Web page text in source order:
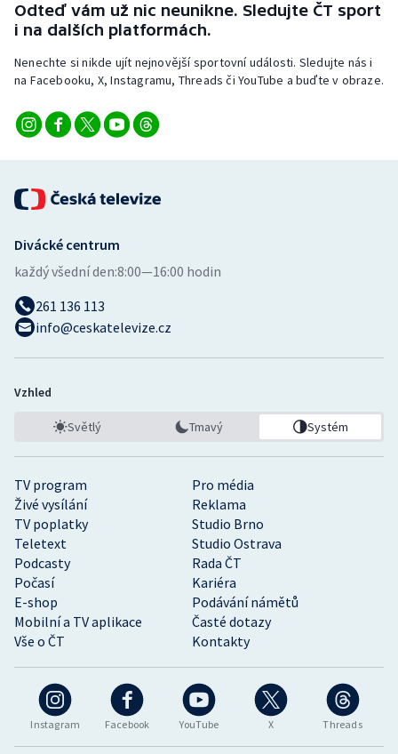
Triatlon
Veslování
Volejbal
Odteď vám už nic neunikne. Sledujte ČT sport
i na dalších platformách.
Nenechte si nikde ujít nejnovější sportovní události. Sledujte nás i
na Facebooku, X, Instagramu, Threads či YouTube a buďte v obraze.
Instagram Facebook YouTube X Threads
TV program
Pro média
Živé vysílání
Reklama
TV poplatky
Studio Brno
Teletext
Studio Ostrava
Podcasty
Rada ČT
Počasí
Kariéra
E-shop
Podávání námětů
Mobilní a TV aplikace
Časté dotazy
Vše o ČT
Kontakty
Divácké centrum
každý všední den:8:00—16:00 hodin
261 136 113
info@ceskatelevize.cz
Vzhled
Světlý Tmavý Systém